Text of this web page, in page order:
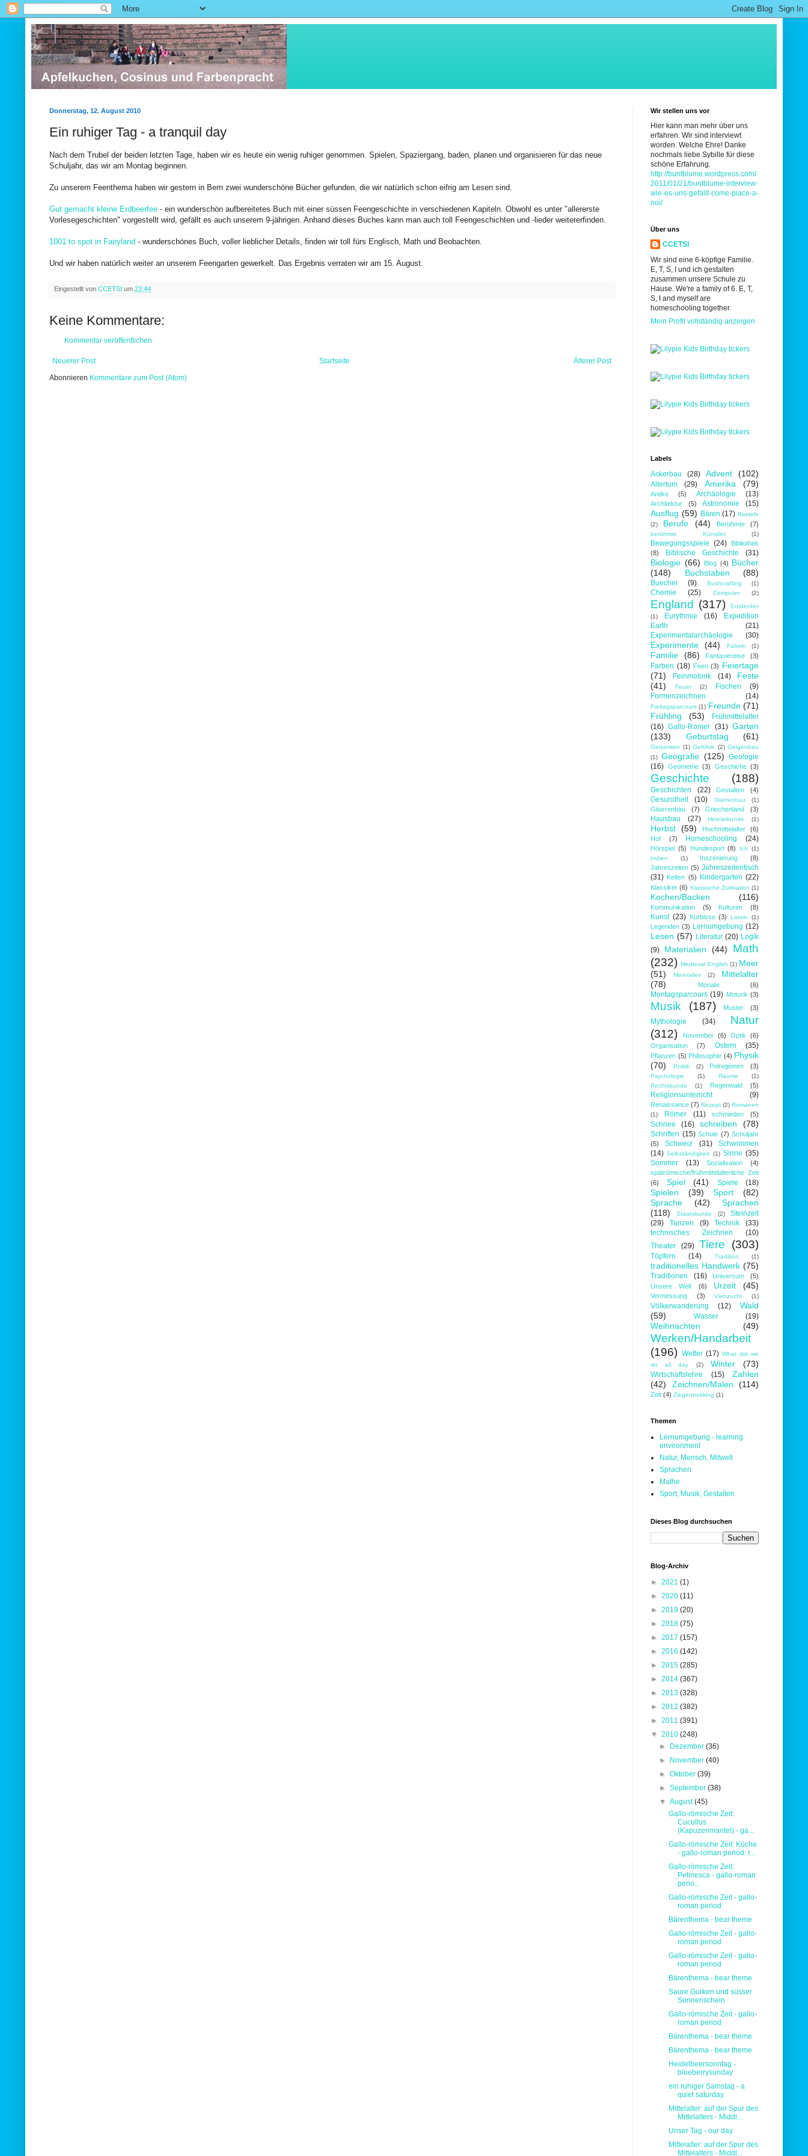
Donnerstag, 12. August 2010
Ein ruhiger Tag - a tranquil day
Nach dem Trubel der beiden letzten Tage, haben wir es heute ein wenig ruhiger genommen. Spielen, Spaziergang, baden, planen und organisieren für das neue
Schuljahr, das wir am Montag beginnen.
Zu unserem Feenthema haben wir gestern in Bern zwei wunderschöne Bücher gefunden, die wir natürlich schon eifrig am Lesen sind.
Gut gemacht kleine Erdbeerfee - ein wunderschön aufbereitetes Buch mit einer süssen Feengeschichte in verschiedenen Kapiteln. Obwohl es unter "allererste
Vorlesegeschichten" vorgestellt wird, gefällt es auch unserem 9-jährigen. Anhand dieses Buches kann man auch toll Feengeschichten und -lieder weitererfinden.
1001 to spot in Fairyland - wunderschönes Buch, voller lieblicher Details, finden wir toll fürs Englisch, Math und Beobachten.
Und wir haben natürlich weiter an unserem Feengarten gewerkelt. Das Ergebnis verraten wir am 15. August.
Eingestellt von CCETSI um 23:44
Keine Kommentare:
Kommentar veröffentlichen
Neuerer Post Älterer Post
Startseite
Abonnieren Kommentare zum Post (Atom)
Wir stellen uns vor
Hier kann man mehr über uns
erfahren. Wir sind interviewt
worden. Welche Ehre! Danke
nochmals liebe Sybille für diese
schöne Erfahrung.
http://buntblume.wordpress.com/
2011/01/21/buntblume-interview-
wie-es-uns-gefallt-come-piace-a-
noi/
Über uns
CCETSI
Wir sind eine 6-köpfige Familie.
E, T, S, I und ich gestalten
zusammen unsere Schule zu
Hause. We're a family of 6. E, T,
S, I and myself are
homeschooling together.
Mein Profil vollständig anzeigen
Labels
Ackerbau (28) Advent (102)
Altertum (29) Amerika (79)
Antike (5) Archäologie (13)
Architektur (5) Astronomie (15)
Ausflug (59) Bären (17) Basteln
(2)
Berufe (44) Berühmte (7)
berühmte Künstler (1)
Bewegungsspiele (24)
Bibliothek
(8)
Biblische Geschichte (31)
Biologie (66) Blog (4) Bücher
(148)
Buchstaben (88)
Buecher (9) Bushcrafting (1)
Chemie (25) Computer (2)
England (317)
Entdecker
(1)
Eurythmie (16)
Expedition
Earth
(21)
Experimentalarchäologie
(30)
Experimente (44) Fabeln (1)
Familie (86) Fantasiereise (3)
Farben (18) Feen (3) Feiertage
(71)
Feinmotorik (14)
Feste
(41)
Feuer (2) Fischen
(9)
Formenzeichnen
(14)
Freitagsparcours (1) Freunde (71)
Frühling
(53)
Frühmittelalter
(16) Gallo-Römer (31) Garten
(133)
Geburtstag (61)
Gedanken (1) Gefühle (2) Geigenbau
(1) Geografie (125) Geologie
(16) Geometrie (3) Geschiche (3)
Geschichte (188)
Geschichten (22) Gestalten (4)
Gesundheit (10) Giarrenbau (1)
Gitarrenbau (7) Griechenland (3)
Hausbau (27) Heimatkunde (1)
Herbst (59) Hochmittelalter
(6)
Hof
(7) Homeschooling (24)
Hörspiel (5) Hundesport (8) Ich
(1)
Indien
(1) Inszenierung
(8)
Jahreszeiten (5) Jahreszeitentisch
(31) Kelten (5) Kindergarten (22)
Klassiker (6) Klassische Zivilisation (1)
Kochen/Backen (116)
Kommunikation (5) Kulturen (8)
Kunst (23) Kürbisse (3) Latein (1)
Legenden (3) Lernumgebung (12)
Lesen (57) Literatur (20) Logik
(9)
Materialien (44)
Math
(232) Medieval English (1) Meer
(51)
Mineralien (2)
Mittelalter
(78)
Monate (6)
Montagsparcours (19) Motorik (3)
Musik (187) Muster (3)
Mythologie (34)
Natur
(312)
November (6) Optik
(6)
Organisation
(7) Ostern (35)
Pflanzen (5) Philosophie (4) Physik
(70)
Politik (2) Polregionen (3)
Psychologie (1) Räume
(1)
Rechtskunde
(1) Regenwald (5)
Religionsunterricht (9)
Renaissance (7) Rezept (2) Romanen
(1)
Römer (11) schmieden (5)
Schnee (16) schreiben (78)
Schriften (15) Schule (7) Schuljahr
(5)
Schweiz (31)
Schwimmen
(14) Selbständigkeit (1) Sinne (35)
Sommer
(13) Sozialisation
(4)
spätrömische/frühmittelalterliche Zeit
(6)
Spiel (41) Spiele (18)
Spielen (39) Sport
(82)
Sprache
(42)
Sprachen
(118)
Staatskunde (2)
Steinzeit
(29)
Tanzen (9) Technik
(33)
technisches Zeichnen
(10)
Theater
(29) Tiere (303)
Töpfern (14) Tradition (1)
traditionelles Handwerk (75)
Traditionen (16) Universum
(5)
Unsere Welt
(6) Urzeit (45)
Vermessung (3) Viehzucht (1)
Völkerwanderung (12)
Wald
(59)
Wasser (19)
Weihnachten (49)
Werken/Handarbeit
(196) Wetter (17) What did we
do all day
(2) Winter (73)
Wirtschaftslehre (15)
Zahlen
(42)
Zeichnen/Malen (114)
Zeit (4) Ziegentrekking (1)
Themen
Lernumgebung - learning
environment
Natur, Mensch, Mitwelt
Sprachen
Mathe
Sport, Musik, Gestalten
Dieses Blog durchsuchen
Blog-Archiv
► 2021 (1)
► 2020 (11)
► 2019 (20)
► 2018 (75)
► 2017 (157)
► 2016 (142)
► 2015 (285)
► 2014 (367)
► 2013 (328)
► 2012 (382)
► 2011 (391)
▼ 2010 (248)
►
Dezember(36)
►
November(40)
►Oktober(39)
►September(38)
▼August(45)
Gallo-römische Zeit:
Cucullus
(Kapuzenmantel) - ga...
Gallo-römische Zeit: Küche
- gallo-roman period: r...
Gallo-römische Zeit:
Petinesca - gallo-roman
perio...
Gallo-römische Zeit - gallo-
roman period
Bärenthema - bear theme
Gallo-römische Zeit - gallo-
roman period
Gallo-römische Zeit - gallo-
roman period
Bärenthema - bear theme
Saure Gurken und süsser
Sonnenschein
Gallo-römische Zeit - gallo-
roman period
Bärenthema - bear theme
Bärenthema - bear theme
Heidelbeersonntag -
blueberrysunday
ein ruhiger Samstag - a
quiet saturday
Mittelalter: auf der Spur des
Mittelalters - Middl...
Unser Tag - our day
Mittelalter: auf der Spur des
Mittelalters - Middl...